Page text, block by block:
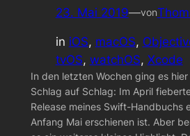
23. Mai 2019—von
in iOS, macOS,
tvOS, watchOS, Xcode
In den letzten Wochen ging es
Schlag auf Schlag: Im April
Release meines Swift-Handbuchs
Anfang Mai erschienen ist. Aber